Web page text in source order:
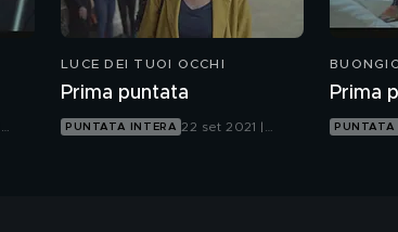
LUCE DEI TUOI OCCHI
Prima puntata
PUNTATA INTERA 22 set 2021 |
Prima
PUNTATA